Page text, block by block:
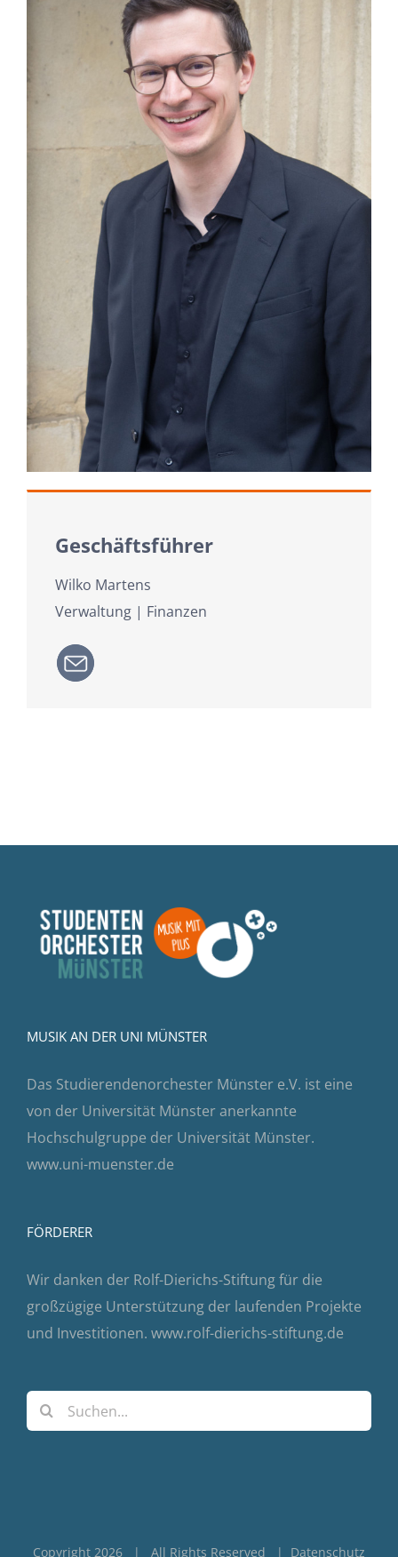
Geschäftsführer
Wilko Martens
Verwaltung | Finanzen
MUSIK AN DER UNI MÜNSTER
Das Studierendenorchester Münster e.V. ist eine
von der Universität Münster anerkannte
Hochschulgruppe der Universität Münster.
www.uni-muenster.de
FÖRDERER
Wir danken der Rolf-Dierichs-Stiftung für die
großzügige Unterstützung der laufenden Projekte
und Investitionen. www.rolf-dierichs-stiftung.de
Suche
nach:
Copyright 2026 | All Rights Reserved | Datenschutz